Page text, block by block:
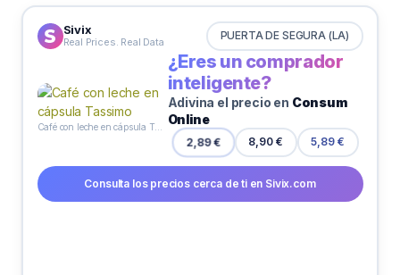
Sivix
Real Prices. Real Data PUERTA DE SEGURA (LA)
Café con leche en cápsula Tassimo
¿Eres un comprador
inteligente?
Adivina el precio en Consum
Online
2,89 € 8,90 € 5,89 €
Consulta los precios cerca de ti en Sivix.com